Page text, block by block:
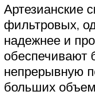
Артезианские
фильтровых,
надежнее и
обеспечивают
непрерывную
больших